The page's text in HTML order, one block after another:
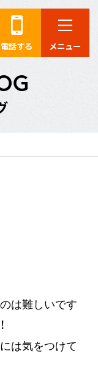
電話する メニュー
G
は難しいです
は気をつけて